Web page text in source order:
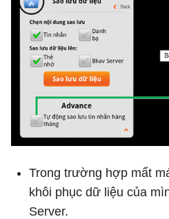
Trong trường hợp mất
khôi phục dữ liệu của
Server.